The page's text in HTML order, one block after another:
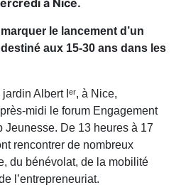
à Nice.
le lancement d’un
aux 15-30 ans dans les
Albert Iᵉʳ, à Nice,
midi le forum Engagement
Jeunesse. De 13 heures à 17
rencontrer de nombreux
du bénévolat, de la mobilité
l’entrepreneuriat.